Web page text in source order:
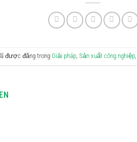
được đăng trong Giải pháp,Sản xuất công nghiệp